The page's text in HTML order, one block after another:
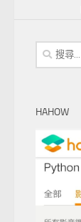
搜
尋
字:
HAHOW